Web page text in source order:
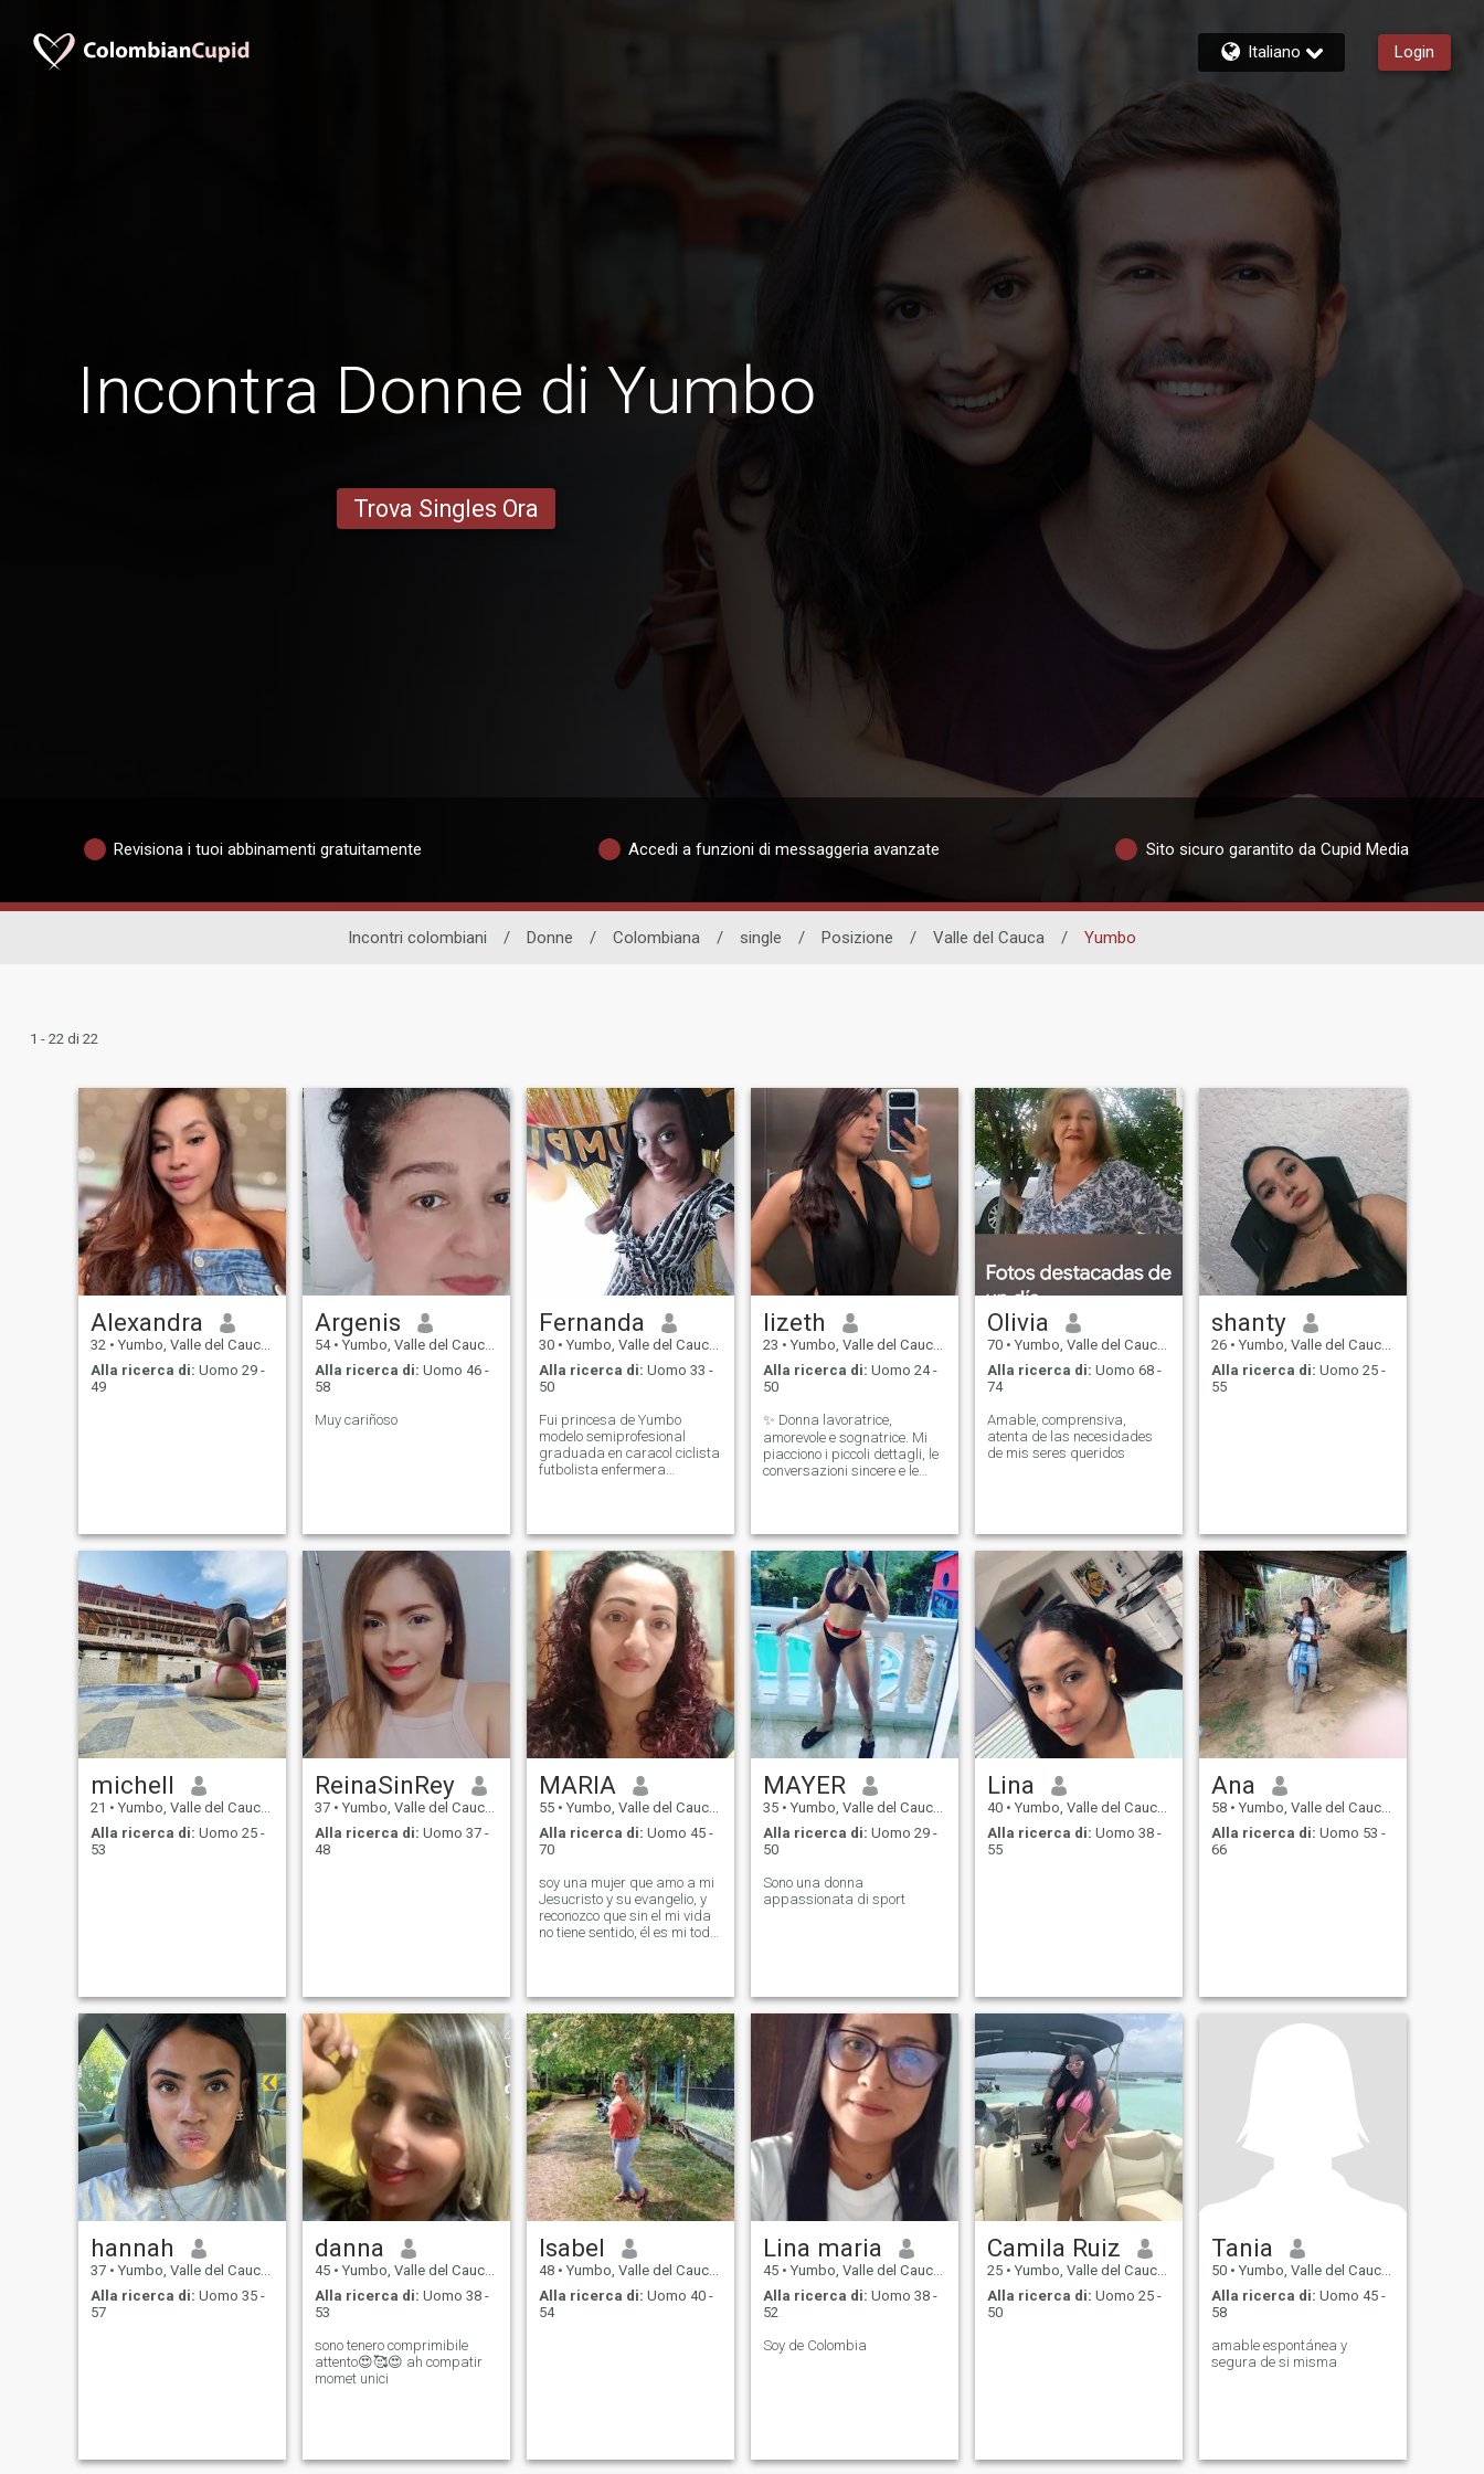
Italiano Login
Incontra Donne di Yumbo
Trova Singles Ora
Revisiona i tuoi abbinamenti gratuitamente Accedi a funzioni di messaggeria avanzate Sito sicuro garantito da Cupid Media
Incontri colombiani / Donne / Colombiana / single / Posizione / Valle del Cauca / Yumbo
1 - 22 di 22
Alexandra
32 • Yumbo, Valle del Cauca, Colombia
Alla ricerca di: Uomo 29 -
49
Argenis
54 • Yumbo, Valle del Cauca, Colombia
Alla ricerca di: Uomo 46 -
58
Muy cariñoso
Fernanda
30 • Yumbo, Valle del Cauca, Colombia
Alla ricerca di: Uomo 33 -
50
Fui princesa de Yumbo
modelo semiprofesional
graduada en caracol ciclista
futbolista enfermera
lizeth
23 • Yumbo, Valle del Cauca, Colombia
Alla ricerca di: Uomo 24 -
50
✨ Donna lavoratrice,
amorevole e sognatrice. Mi
piacciono i piccoli dettagli, le
conversazioni sincere e le
famiglia e sono sempre alla
ricerca di crescere, imparare
e costruire un futuro migliore.
Credo nelle connessioni
genuine, nella lealtà, e che le
cose migliori arrivino quando
sono fatte con amore e
dedizione.
Olivia
70 • Yumbo, Valle del Cauca, Colombia
Alla ricerca di: Uomo 68 -
74
Amable, comprensiva,
atenta de las necesidades
de mis seres queridos
shanty
26 • Yumbo, Valle del Cauca, Colombia
Alla ricerca di: Uomo 25 -
55
michell
21 • Yumbo, Valle del Cauca, Colombia
Alla ricerca di: Uomo 25 -
53
ReinaSinRey
37 • Yumbo, Valle del Cauca, Colombia
Alla ricerca di: Uomo 37 -
48
MARIA
55 • Yumbo, Valle del Cauca, Colombia
Alla ricerca di: Uomo 45 -
70
soy una mujer que amo a mi
Jesucristo y su evangelio, y
reconozco que sin el mi vida
no tiene sentido, él es mi todo,
compartir en familia.
MAYER
35 • Yumbo, Valle del Cauca, Colombia
Alla ricerca di: Uomo 29 -
50
Sono una donna
appassionata di sport
Lina
40 • Yumbo, Valle del Cauca, Colombia
Alla ricerca di: Uomo 38 -
55
Ana
58 • Yumbo, Valle del Cauca, Colombia
Alla ricerca di: Uomo 53 -
66
hannah
37 • Yumbo, Valle del Cauca, Colombia
Alla ricerca di: Uomo 35 -
57
danna
45 • Yumbo, Valle del Cauca, Colombia
Alla ricerca di: Uomo 38 -
53
sono tenero comprimibile
attento😍🥰😍 ah compatir
momet unici
Isabel
48 • Yumbo, Valle del Cauca, Colombia
Alla ricerca di: Uomo 40 -
54
Lina maria
45 • Yumbo, Valle del Cauca, Colombia
Alla ricerca di: Uomo 38 -
52
Soy de Colombia
Camila Ruiz
25 • Yumbo, Valle del Cauca, Colombia
Alla ricerca di: Uomo 25 -
50
Tania
50 • Yumbo, Valle del Cauca, Colombia
Alla ricerca di: Uomo 45 -
58
amable espontánea y
segura de si misma